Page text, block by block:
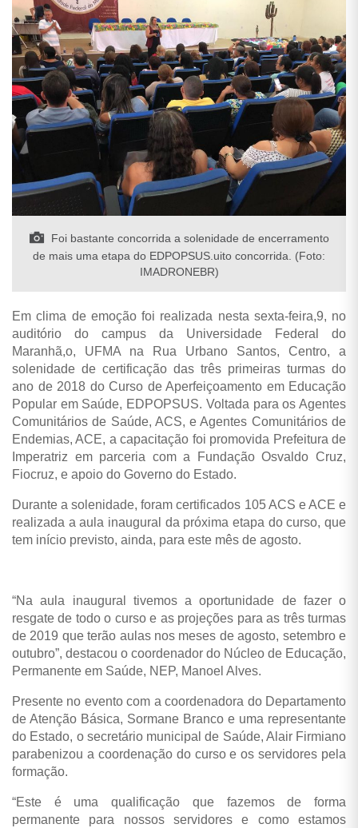
Foi bastante concorrida a solenidade de encerramento
de mais uma etapa do EDPOPSUS.uito concorrida. (Foto:
IMADRONEBR)
Em clima de emoção foi realizada nesta sexta-feira,9, no
auditório do campus da Universidade Federal do
Maranhã,o, UFMA na Rua Urbano Santos, Centro, a
solenidade de certificação das três primeiras turmas do
ano de 2018 do Curso de Aperfeiçoamento em Educação
Popular em Saúde, EDPOPSUS. Voltada para os Agentes
Comunitários de Saúde, ACS, e Agentes Comunitários de
Endemias, ACE, a capacitação foi promovida Prefeitura de
Imperatriz em parceria com a Fundação Osvaldo Cruz,
Fiocruz, e apoio do Governo do Estado.
Durante a solenidade, foram certificados 105 ACS e ACE e
realizada a aula inaugural da próxima etapa do curso, que
tem início previsto, ainda, para este mês de agosto.
“Na aula inaugural tivemos a oportunidade de fazer o
resgate de todo o curso e as projeções para as três turmas
de 2019 que terão aulas nos meses de agosto, setembro e
outubro”, destacou o coordenador do Núcleo de Educação,
Permanente em Saúde, NEP, Manoel Alves.
Presente no evento com a coordenadora do Departamento
de Atenção Básica, Sormane Branco e uma representante
do Estado, o secretário municipal de Saúde, Alair Firmiano
parabenizou a coordenação do curso e os servidores pela
formação.
“Este é uma qualificação que fazemos de forma
permanente para nossos servidores e como estamos